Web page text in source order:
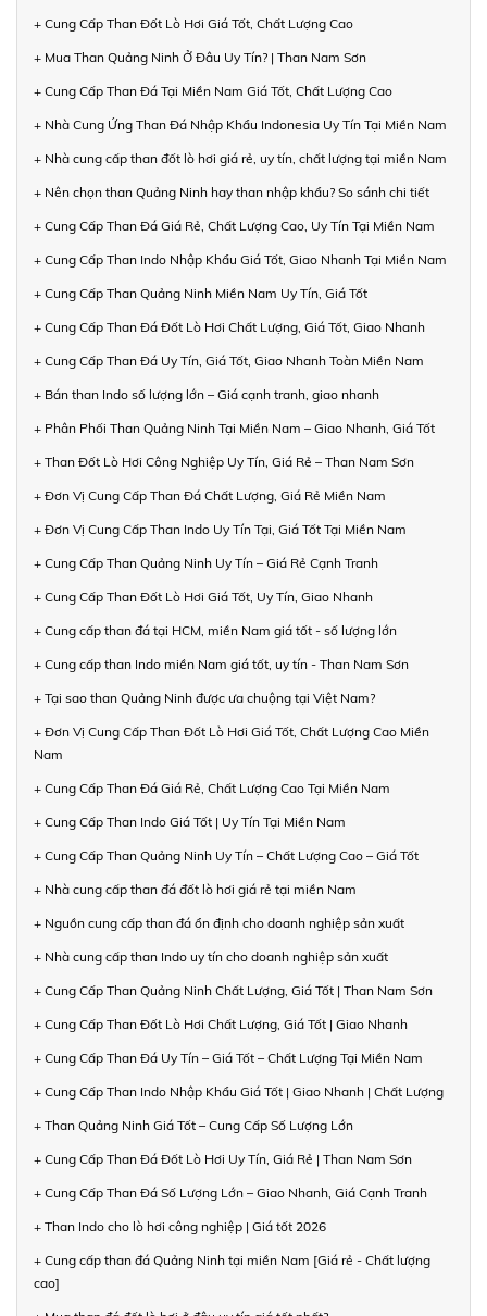
+ Cung Cấp Than Đốt Lò Hơi Giá Tốt, Chất Lượng Cao
+ Mua Than Quảng Ninh Ở Đâu Uy Tín? | Than Nam Sơn
+ Cung Cấp Than Đá Tại Miền Nam Giá Tốt, Chất Lượng Cao
+ Nhà Cung Ứng Than Đá Nhập Khẩu Indonesia Uy Tín Tại Miền Nam
+ Nhà cung cấp than đốt lò hơi giá rẻ, uy tín, chất lượng tại miền Nam
+ Nên chọn than Quảng Ninh hay than nhập khẩu? So sánh chi tiết
+ Cung Cấp Than Đá Giá Rẻ, Chất Lượng Cao, Uy Tín Tại Miền Nam
+ Cung Cấp Than Indo Nhập Khẩu Giá Tốt, Giao Nhanh Tại Miền Nam
+ Cung Cấp Than Quảng Ninh Miền Nam Uy Tín, Giá Tốt
+ Cung Cấp Than Đá Đốt Lò Hơi Chất Lượng, Giá Tốt, Giao Nhanh
+ Cung Cấp Than Đá Uy Tín, Giá Tốt, Giao Nhanh Toàn Miền Nam
+ Bán than Indo số lượng lớn – Giá cạnh tranh, giao nhanh
+ Phân Phối Than Quảng Ninh Tại Miền Nam – Giao Nhanh, Giá Tốt
+ Than Đốt Lò Hơi Công Nghiệp Uy Tín, Giá Rẻ – Than Nam Sơn
+ Đơn Vị Cung Cấp Than Đá Chất Lượng, Giá Rẻ Miền Nam
+ Đơn Vị Cung Cấp Than Indo Uy Tín Tại, Giá Tốt Tại Miền Nam
+ Cung Cấp Than Quảng Ninh Uy Tín – Giá Rẻ Cạnh Tranh
+ Cung Cấp Than Đốt Lò Hơi Giá Tốt, Uy Tín, Giao Nhanh
+ Cung cấp than đá tại HCM, miền Nam giá tốt - số lượng lớn
+ Cung cấp than Indo miền Nam giá tốt, uy tín - Than Nam Sơn
+ Tại sao than Quảng Ninh được ưa chuộng tại Việt Nam?
+ Đơn Vị Cung Cấp Than Đốt Lò Hơi Giá Tốt, Chất Lượng Cao Miền
Nam
+ Cung Cấp Than Đá Giá Rẻ, Chất Lượng Cao Tại Miền Nam
+ Cung Cấp Than Indo Giá Tốt | Uy Tín Tại Miền Nam
+ Cung Cấp Than Quảng Ninh Uy Tín – Chất Lượng Cao – Giá Tốt
+ Nhà cung cấp than đá đốt lò hơi giá rẻ tại miền Nam
+ Nguồn cung cấp than đá ổn định cho doanh nghiệp sản xuất
+ Nhà cung cấp than Indo uy tín cho doanh nghiệp sản xuất
+ Cung Cấp Than Quảng Ninh Chất Lượng, Giá Tốt | Than Nam Sơn
+ Cung Cấp Than Đốt Lò Hơi Chất Lượng, Giá Tốt | Giao Nhanh
+ Cung Cấp Than Đá Uy Tín – Giá Tốt – Chất Lượng Tại Miền Nam
+ Cung Cấp Than Indo Nhập Khẩu Giá Tốt | Giao Nhanh | Chất Lượng
+ Than Quảng Ninh Giá Tốt – Cung Cấp Số Lượng Lớn
+ Cung Cấp Than Đá Đốt Lò Hơi Uy Tín, Giá Rẻ | Than Nam Sơn
+ Cung Cấp Than Đá Số Lượng Lớn – Giao Nhanh, Giá Cạnh Tranh
+ Than Indo cho lò hơi công nghiệp | Giá tốt 2026
+ Cung cấp than đá Quảng Ninh tại miền Nam [Giá rẻ - Chất lượng
cao]